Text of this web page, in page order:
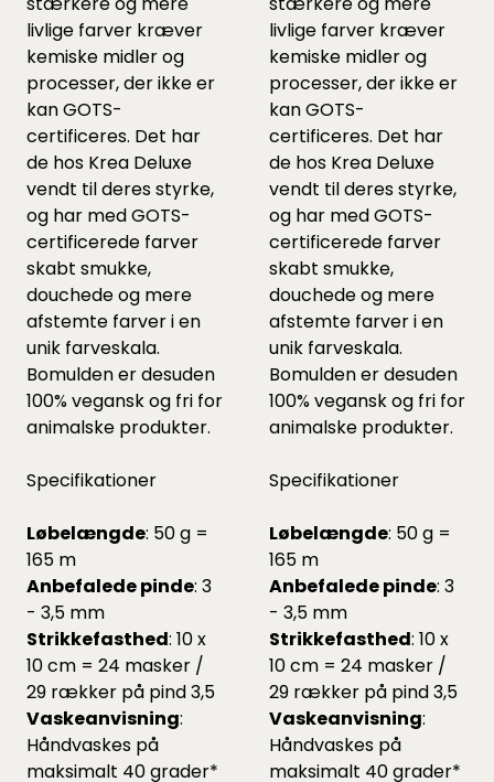
livlige farver kræver
kemiske midler og
processer, der ikke er
kan GOTS-
certificeres. Det har
de hos Krea Deluxe
vendt til deres styrke,
og har med GOTS-
certificerede farver
skabt smukke,
douchede og mere
afstemte farver i en
unik farveskala.
Bomulden er desuden
100% vegansk og fri for
animalske produkter.
Specifikationer
Løbelængde: 50 g =
165 m
Anbefalede pinde: 3
- 3,5 mm
Strikkefasthed: 10 x
10 cm = 24 masker /
29 rækker på pind 3,5
Vaskeanvisning:
Håndvaskes på
maksimalt 40 grader*
livlige farver kræver
kemiske midler og
processer, der ikke er
kan GOTS-
certificeres. Det har
de hos Krea Deluxe
vendt til deres styrke,
og har med GOTS-
certificerede farver
skabt smukke,
douchede og mere
afstemte farver i en
unik farveskala.
Bomulden er desuden
100% vegansk og fri for
animalske produkter.
Specifikationer
Løbelængde: 50 g =
165 m
Anbefalede pinde: 3
- 3,5 mm
Strikkefasthed: 10 x
10 cm = 24 masker /
29 rækker på pind 3,5
Vaskeanvisning:
Håndvaskes på
maksimalt 40 grader*